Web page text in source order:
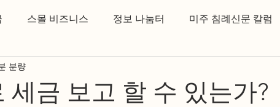
스몰 비즈니스 정보 나눔터 미주 침례신문 칼럼
뉴스
세금 보고 할 수 있는가?
분량